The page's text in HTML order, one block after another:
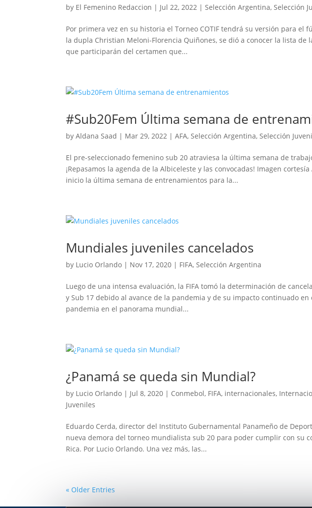
by El Femenino Redaccion | Jul 22, 2022 |Selección Argentina,Selección
Por primera vez en su historia el Torneo COTIF tendrá su versión para el
la dupla Christian Meloni-Florencia Quiñones, se dió a conocer la lista de
que participarán del certamen que...
#Sub20Fem Última semana de
byAldana Saad | Mar 29, 2022 |AFA,Selección Argentina,Selección
El pre-seleccionado femenino sub 20 atraviesa la última semana de
¡Repasamos la agenda de la Albiceleste y las convocadas! Imagen
inicio la última semana de entrenamientos para la...
Mundiales juveniles cancelados
by Lucio Orlando | Nov 17, 2020 | FIFA,Selección Argentina
Luego de una intensa evaluación, la FIFA tomó la determinación de
y Sub 17 debido al avance de la pandemia y de su impacto continuado
pandemia en el panorama mundial...
¿Panamá se queda sin Mundial?
by Lucio Orlando | Jul 8, 2020 | Conmebol, FIFA, internacionales,
Juveniles
Eduardo Cerda, director del Instituto Gubernamental Panameño de
nueva demora del torneo mundialista sub 20 para poder cumplir con su
Rica. Por Lucio Orlando. Una vez más, las...
« Older Entries